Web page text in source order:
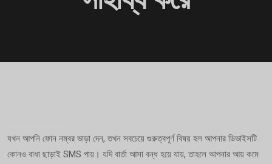
যখন আপনি ফোন নম্বর ভাড়া দেন, তখন সবচেয়ে গুরুত্বপূর্ণ বিষয় হল আপনার ডিভাইসটি
কোনও বাধা ছাড়াই SMS পায়। যদি বার্তা আসা বন্ধ হয়ে যায়, তাহলে আপনার আয় কমে